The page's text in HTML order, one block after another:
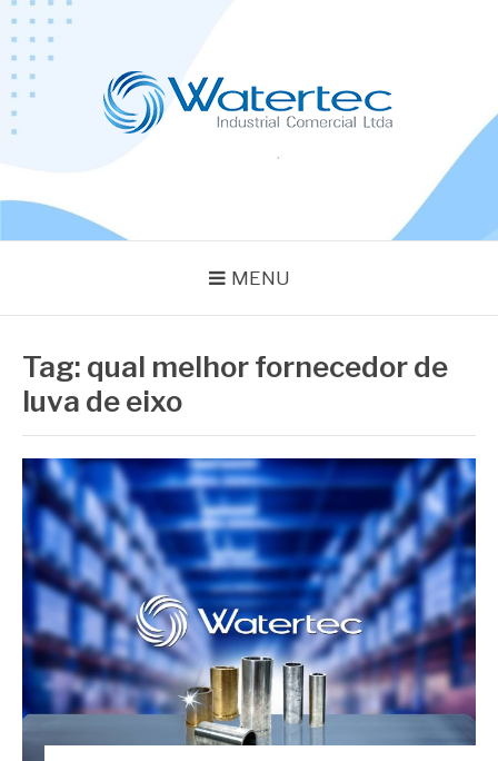
Pular
para
conteúdo
MENU
Tag: qual melhor fornecedor de
luva de eixo